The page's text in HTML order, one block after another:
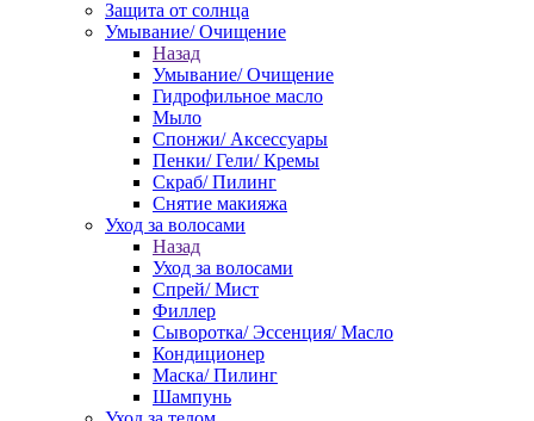
Защита от солнца
Умывание/ Очищение
Назад
Умывание/ Очищение
Гидрофильное масло
Мыло
Спонжи/ Аксессуары
Пенки/ Гели/ Кремы
Скраб/ Пилинг
Снятие макияжа
Уход за волосами
Назад
Уход за волосами
Спрей/ Мист
Филлер
Сыворотка/ Эссенция/ Масло
Кондиционер
Маска/ Пилинг
Шампунь